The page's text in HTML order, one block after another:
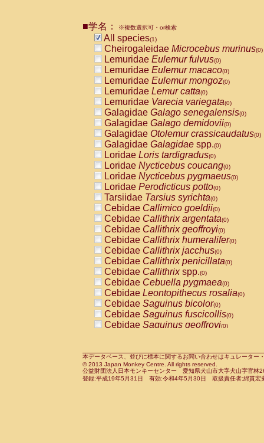
CebidaeCebus nigrivittatus
CebidaeCebus
CebidaeSaimiri boliviensis(0)
CebidaeSaimiri sciureus(0)
AtelidaeAlouatta caraya(0)
AtelidaeAlouatta fusca(0)
AtelidaeAlouatta seniculus
AtelidaeAlouattaspp.(0)
AtelidaeAteles belzebuth(0)
AtelidaeAteles geoffroyi(0)
AtelidaeAteles paniscus(0)
AtelidaeAtelesspp.(0)
Atelidae Lagothrix lagothricha
AtelidaeLagothrix lagothricha cana
PitheciidaeCacajao calvus
PitheciidaeCallicebus cupreus
PitheciidaeCallicebus donacophilus
PitheciidaeCallicebus moloch
PitheciidaeCallicebus torquatus
PitheciidaeCallicebusspp.(0)
PitheciidaeChiropotes satanas(0)
PitheciidaePithecia monachus
PitheciidaePithecia pithecia(0)
CercopithecidaeCercocebus agilis
CercopithecidaeCercocebus
CercopithecidaeCercocebus
CercopithecidaeCercocebus
CercopithecidaeCercocebus
CercopithecidaeCercocebushybrid
CercopithecidaePapio anubis(0)
CercopithecidaePapio cynocephalus
CercopithecidaePapio hamadryas(0)
■学名： ※複数選択可・or検索
All species(1)
Cheirogaleidae Microcebus murinus(0)
Lemuridae Eulemur fulvus(0)
Lemuridae Eulemur macaco(0)
Lemuridae Eulemur mongoz(0)
Lemuridae Lemur catta(0)
Lemuridae Varecia variegata(0)
Galagidae Galago senegalensis(0)
Galagidae Galago demidovii(0)
Galagidae Otolemur crassicaudatus(0)
Galagidae Galagidae spp.(0)
Loridae Loris tardigradus(0)
Loridae Nycticebus coucang(0)
Loridae Nycticebus pygmaeus(0)
Loridae Perodicticus potto(0)
Tarsiidae Tarsius syrichta(0)
Cebidae Callimico goeldii(0)
Cebidae Callithrix argentata(0)
Cebidae Callithrix geoffroyi(0)
Cebidae Callithrix humeralifer(0)
Cebidae Callithrix jacchus(0)
Cebidae Callithrix penicillata(0)
Cebidae Callithrixspp.(0)
Cebidae Cebuella pygmaea(0)
Cebidae Leontopithecus rosalia(0)
Cebidae Saguinus bicolor(0)
Cebidae Saguinus fuscicollis(0)
Cebidae Saguinus geoffroyi(0)
CebidaeSaguinus leucopus(0)
CebidaeSaguinus midas(0)
Cebidae Saguinus mystax(0)
本データベース、並びに標本に関するお問い合わせはキュレータ
© 2013 Japan Monkey Centre. All rights reserved.
公益財団法人日本モンキーセンター 愛知県犬山市大字犬山字官
登録:平成19年5月31日 有効:令和4年5月30日 取扱責任者:綿貫宏